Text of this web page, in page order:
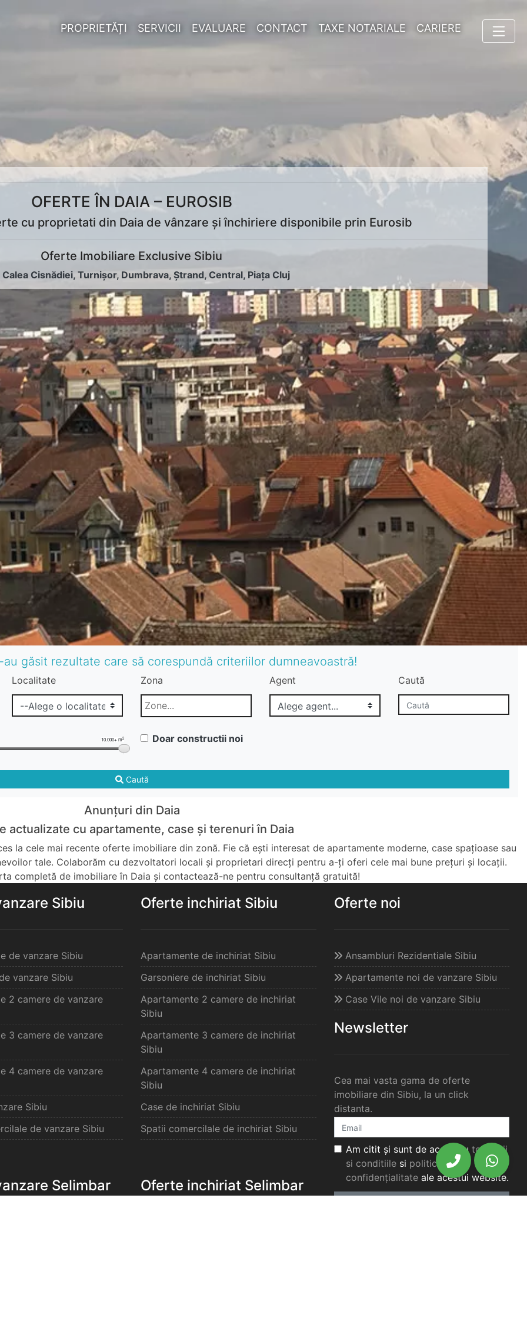
PROPRIETĂȚI SERVICII EVALUARE CONTACT TAXE NOTARIALE CARIERE
OFERTE ÎN DAIA – EUROSIB
cu proprietati din Daia de vânzare și închiriere disponibile prin Eurosib
Oferte Imobiliare Exclusive Sibiu
Calea Cisnădiei,Turnișor, Dumbrava,Ștrand,Central, Piața Cluj
găsit rezultate care să corespundă criteriilor dumneavoastră!
Localitate Zona Agent Caută
10.000+ m2 Doar constructii noi
Caută
Anunțuri din Daia
actualizate cu apartamente, case și terenuri în Daia
la cele mai recente oferte imobiliare din zonă. Fie că ești interesat de apartamente moderne, case spațioase sau
tale. Colaborăm cu dezvoltatori locali și proprietari direcți pentru a-ți oferi cele mai bune prețuri și locații.
completă de imobiliare în Daia și contactează-ne pentru consultanță gratuită!
Sibiu
de vanzare Sibiu
vanzare Sibiu
2 camere de vanzare
3 camere de vanzare
4 camere de vanzare
Sibiu
de vanzare Sibiu
Selimbar
Oferte inchiriat Sibiu
Apartamente de inchiriat Sibiu
Garsoniere de inchiriat Sibiu
Apartamente 2 camere de inchiriat
Sibiu
Apartamente 3 camere de inchiriat
Sibiu
Apartamente 4 camere de inchiriat
Sibiu
Case de inchiriat Sibiu
Spatii comercilale de inchiriat Sibiu
Oferte inchiriat Selimbar
Oferte noi
Ansambluri Rezidentiale Sibiu
Apartamente noi de vanzare Sibiu
Case Vile noi de vanzare Sibiu
Newsletter
Cea mai vasta gama de oferte
imobiliare din Sibiu, la un click
distanta.
Am citit și sunt de acord cu termenii
si conditiilesi politica de
confidențialitateale acestui website.